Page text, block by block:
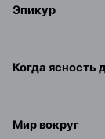
Эпикур
Когда
Мир вокруг